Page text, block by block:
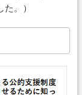
。）